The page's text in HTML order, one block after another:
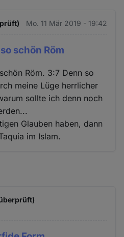
Mo. 11 Mär 2019 - 19:42
schön Röm
Röm. 3:7 Denn so
meine Lüge herrlicher
sollte ich denn noch
Glauben haben, dann
im Islam.